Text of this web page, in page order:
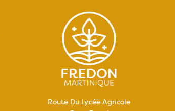
Route Du Lycée Agricole